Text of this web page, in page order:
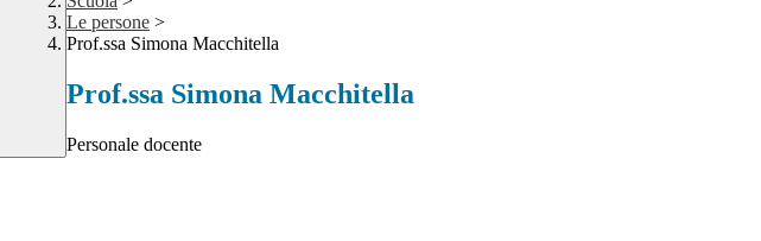
Le persone >
Prof.ssa Simona Macchitella
Prof.ssa Simona Macchitella
Personale docente